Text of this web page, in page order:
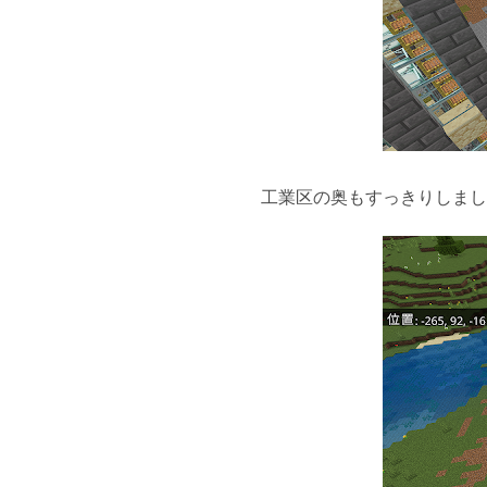
工業区の奥もすっきりしま